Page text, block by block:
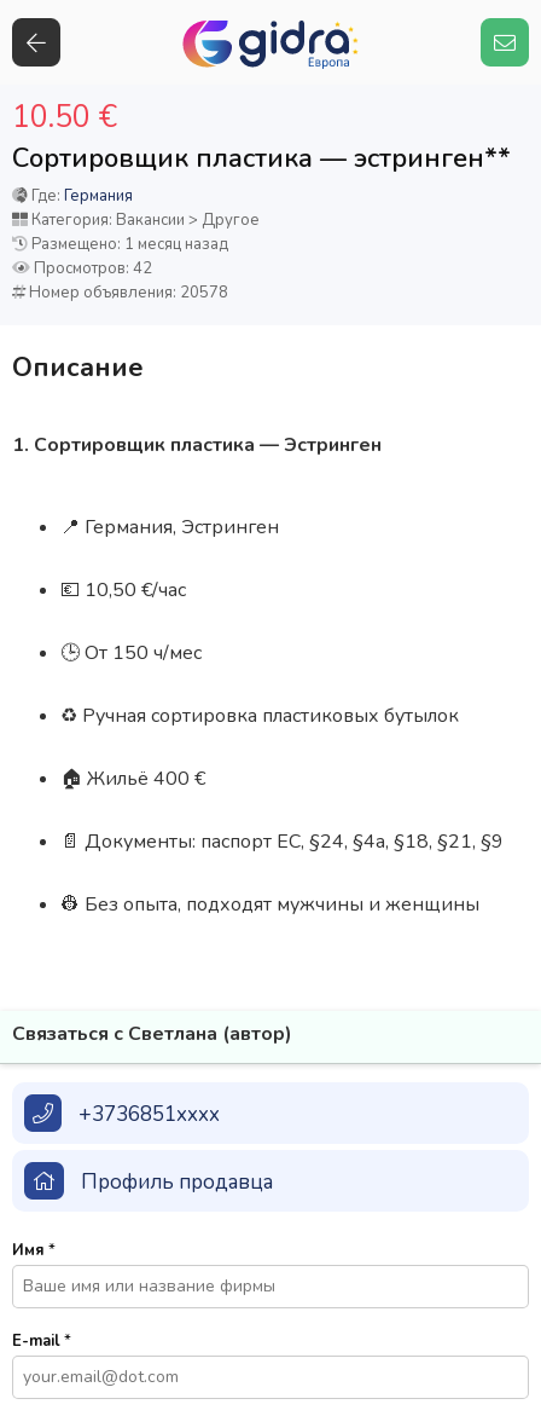
Сортировщик пластика — эстринген**
10.50 €
Где: Германия
Категория: Вакансии > Другое
Размещено: 1 месяц назад
Просмотров: 42
Номер объявления: 20578
Описание
1. Сортировщик пластика — Эстринген
📍 Германия, Эстринген
💶 10,50 €/час
🕒 От 150 ч/мес
♻️ Ручная сортировка пластиковых бутылок
🏠 Жильё 400 €
📄 Документы: паспорт ЕС, §24, §4a, §18, §21, §9
👷 Без опыта, подходят мужчины и женщины
Связаться с Светлана (автор)
+3736851xxxx
Профиль продавца
Имя *
E-mail*